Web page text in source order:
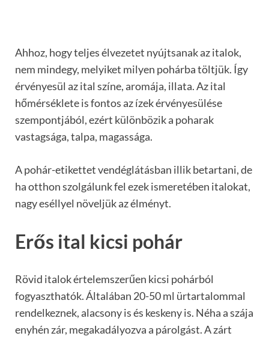
Ahhoz, hogy teljes élvezetet nyújtsanak az italok,
nem mindegy, melyiket milyen pohárba töltjük. Így
érvényesül az ital színe, aromája, illata. Az ital
hőmérséklete is fontos az ízek érvényesülése
szempontjából, ezért különbözik a poharak
vastagsága, talpa, magassága.
A pohár-etikettet vendéglátásban illik betartani, de
ha otthon szolgálunk fel ezek ismeretében italokat,
nagy eséllyel növeljük az élményt.
Erős ital kicsi pohár
Rövid italok értelemszerűen kicsi pohárból
fogyaszthatók. Általában 20-50 ml ürtartalommal
rendelkeznek, alacsony is és keskeny is. Néha a szája
enyhén zár, megakadályozva a párolgást. A zárt